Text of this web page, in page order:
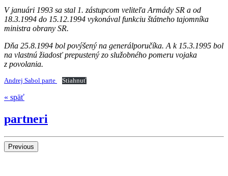
V januári 1993 sa stal 1. zástupcom veliteľa Armády SR a od
18.3.1994 do 15.12.1994 vykonával funkciu štátneho tajomníka
ministra obrany SR.
Dňa 25.8.1994 bol povýšený na generálporučíka. A k 15.3.1995 bol
na vlastnú žiadosť prepustený zo služobného pomeru vojaka
z povolania.
Andrej Sabol parte Stiahnuť
« späť
partneri
Previous